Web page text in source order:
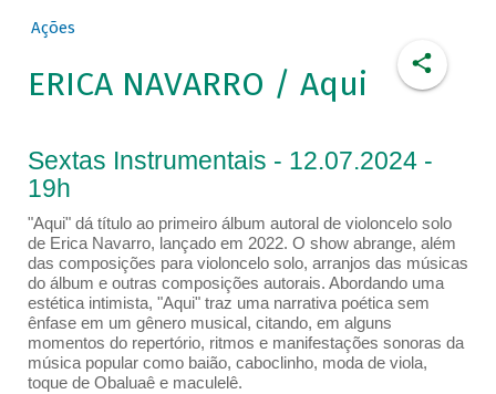
Ações
ERICA NAVARRO / Aqui
Sextas Instrumentais - 12.07.2024 -
19h
"Aqui" dá título ao primeiro álbum autoral de violoncelo solo
de Erica Navarro, lançado em 2022. O show abrange, além
das composições para violoncelo solo, arranjos das músicas
do álbum e outras composições autorais. Abordando uma
estética intimista, "Aqui" traz uma narrativa poética sem
ênfase em um gênero musical, citando, em alguns
momentos do repertório, ritmos e manifestações sonoras da
música popular como baião, caboclinho, moda de viola,
toque de Obaluaê e maculelê.